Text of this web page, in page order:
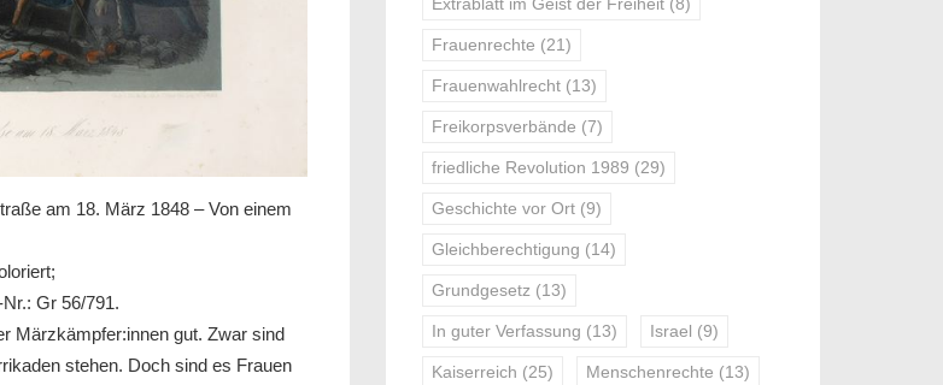
am 18. März 1848 – Von einem
Gr 56/791.
Märzkämpfer:innen gut. Zwar sind
stehen. Doch sind es Frauen
Frauenrechte (21)
Frauenwahlrecht (13)
Freikorpsverbände (7)
friedliche Revolution 1989 (29)
Geschichte vor Ort (9)
Gleichberechtigung (14)
Grundgesetz (13)
In guter Verfassung (13) Israel (9)
Kaiserreich (25) Menschenrechte (13)